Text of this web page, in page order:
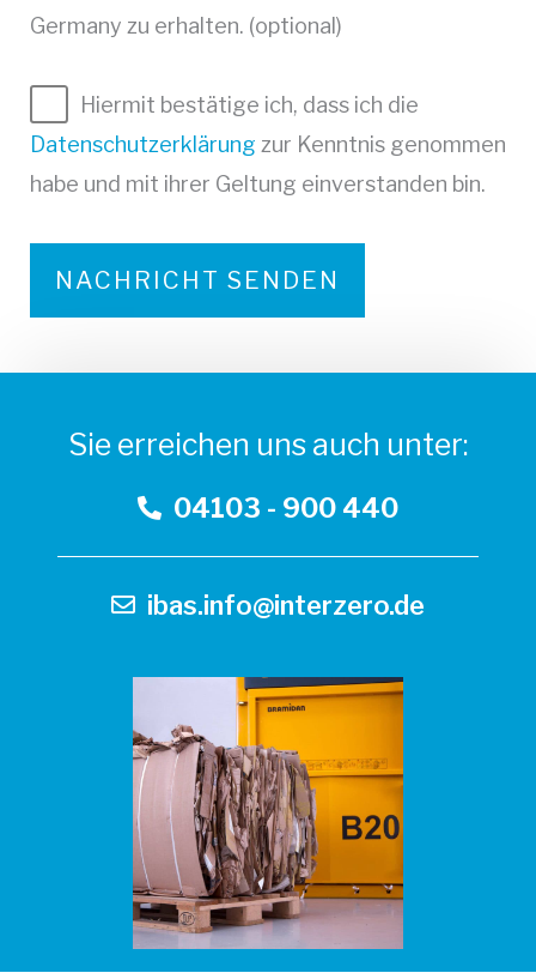
Germany zu erhalten. (optional)
Hiermit bestätige ich, dass ich die
Datenschutzerklärung zur Kenntnis genommen
habe und mit ihrer Geltung einverstanden bin.
Sie erreichen uns auch unter:
04103 - 900 440
ibas.info@interzero.de